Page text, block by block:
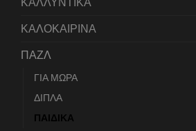
ΚΑΛΟΚΑΙΡΙΝΑ
ΠΑΖΛ
ΓΙΑ ΜΩΡΑ
ΔΙΠΛΑ
ΠΑΙΔΙΚΑ